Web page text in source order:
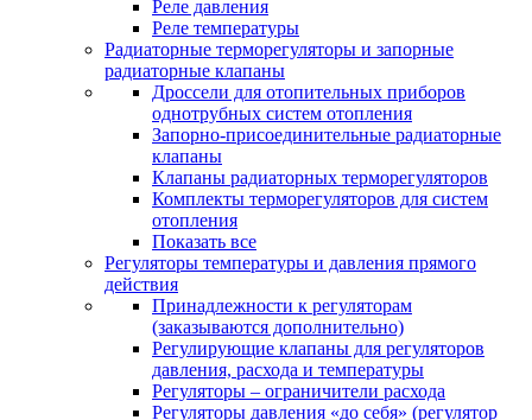
Реле давления
Реле температуры
Радиаторные терморегуляторы и запорные
радиаторные клапаны
Дроссели для отопительных приборов
однотрубных систем отопления
Запорно-присоединительные радиаторные
клапаны
Клапаны радиаторных терморегуляторов
Комплекты терморегуляторов для систем
отопления
Показать все
Регуляторы температуры и давления прямого
действия
Принадлежности к регуляторам
(заказываются дополнительно)
Регулирующие клапаны для регуляторов
давления, расхода и температуры
Регуляторы – ограничители расхода
Регуляторы давления «до себя» (регулятор